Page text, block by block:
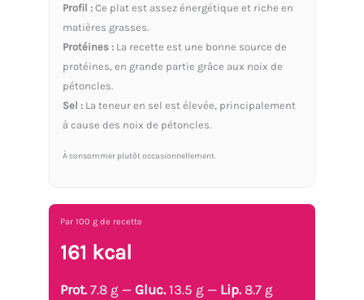
Profil : Ce plat est assez énergétique et riche en
matières grasses.
Protéines : La recette est une bonne source de
protéines, en grande partie grâce aux noix de
pétoncles.
Sel : La teneur en sel est élevée, principalement
à cause des noix de pétoncles.
À consommer plutôt occasionnellement.
Par 100 g de recette
161 kcal
Prot.7.8 g —Gluc.13.5 g — Lip.8.7 g